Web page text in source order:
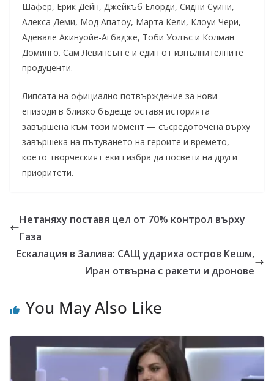
Шафер, Ерик Дейн, Джейкъб Елорди, Сидни Суини,
Алекса Деми, Мод Апатоу, Марта Кели, Клоуи Чери,
Адевале Акинуойе-Агбадже, Тоби Уолъс и Колман
Доминго. Сам Левинсън е и един от изпълнителните
продуценти.
Липсата на официално потвърждение за нови
епизоди в близко бъдеще оставя историята
завършена към този момент — съсредоточена върху
завършека на пътуването на героите и времето,
което творческият екип избра да посвети на други
приоритети.
Нетаняху поставя цел от 70% контрол върху
Газа
Ескалация в Залива: САЩ удариха остров Кешм,
Иран отвърна с ракети и дронове
You May Also Like